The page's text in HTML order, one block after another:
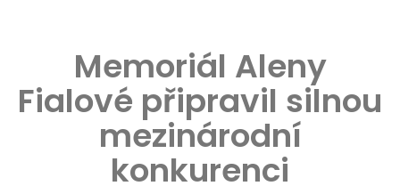
Memoriál Aleny
Fialové připravil silnou
mezinárodní
konkurenci